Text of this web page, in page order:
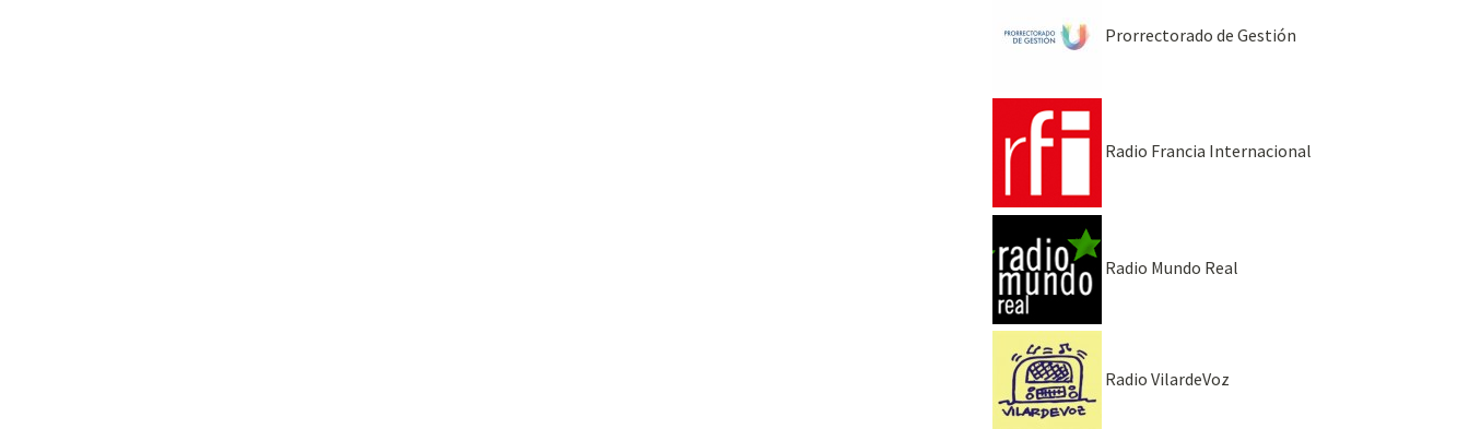
Prorrectorado de Gestión
Radio Francia Internacional
Radio Mundo Real
Radio VilardeVoz